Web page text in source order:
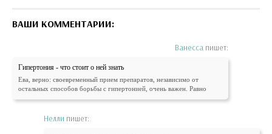
ВАШИ КОММЕНТАРИИ:
Ванесса пишет:
Гипертония - что стоит о ней знать
Ева, верно: своевременный прием препаратов, независимо от
остальных способов борьбы с гипертонией, очень важен. Равно
Нелли пишет: